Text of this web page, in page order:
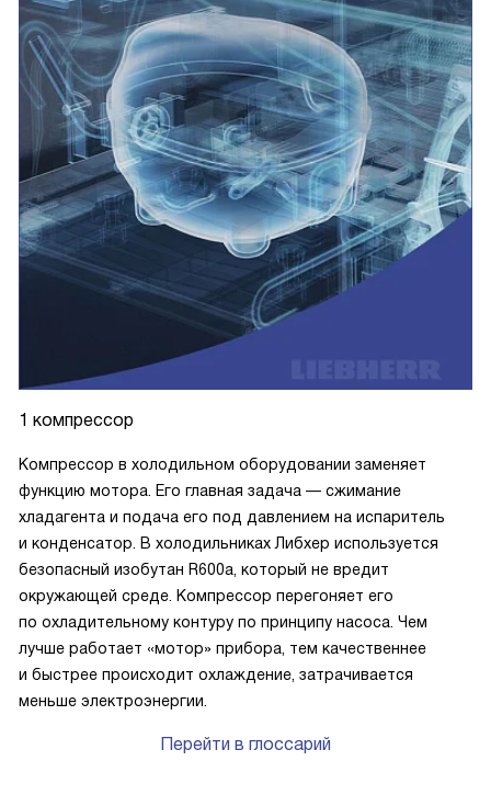
1 компрессор
Компрессор в холодильном оборудовании заменяет
функцию мотора. Его главная задача — сжимание
хладагента и подача его под давлением на испаритель
и конденсатор. В холодильниках Либхер используется
безопасный изобутан R600a, который не вредит
окружающей среде. Компрессор перегоняет его
по охладительному контуру по принципу насоса. Чем
лучше работает «мотор» прибора, тем качественнее
и быстрее происходит охлаждение, затрачивается
меньше электроэнергии.
Перейти в глоссарий